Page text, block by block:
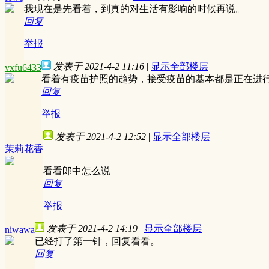
我现在是先看着，到真的对生活有影响的时候再说。
回复
举报
vxfu6433 发表于 2021-4-2 11:16 | 显示全部楼层
看着有疫苗护照的趋势，接受疫苗的基本都是正在进
回复
举报
茉莉花香
发表于 2021-4-2 12:52 | 显示全部楼层
看看郎中怎么说
回复
举报
niwawa 发表于 2021-4-2 14:19 | 显示全部楼层
已经打了第一针，回复看看。
回复